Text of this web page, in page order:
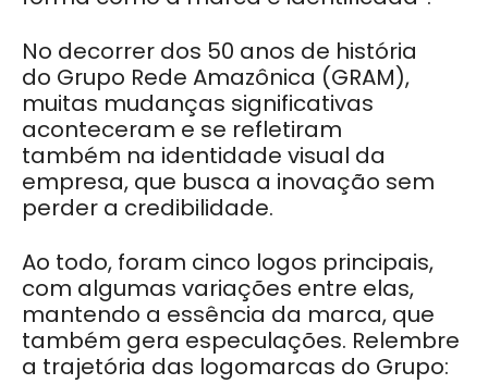
No decorrer dos 50 anos de história
do Grupo Rede Amazônica (GRAM),
muitas mudanças significativas
aconteceram e se refletiram
também na identidade visual da
empresa, que busca a inovação sem
perder a credibilidade.
Ao todo, foram cinco logos principais,
com algumas variações entre elas,
mantendo a essência da marca, que
também gera especulações. Relembre
a trajetória das logomarcas do Grupo: